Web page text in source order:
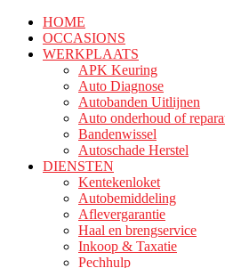
HOME
OCCASIONS
WERKPLAATS
APK Keuring
Auto Diagnose
Autobanden Uitlijnen
Auto onderhoud of
Bandenwissel
Autoschade Herstel
DIENSTEN
Kentekenloket
Autobemiddeling
Aflevergarantie
Haal en brengservice
Inkoop & Taxatie
Pechhulp